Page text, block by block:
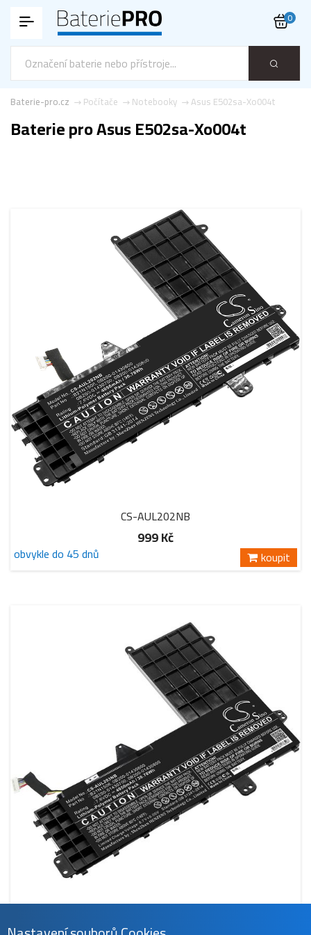
0
Asus E502sa-Xo004t
Notebooky
Počítače
Baterie-pro.cz
Baterie pro Asus E502sa-Xo004t
CS-AUL202NB
999 Kč
obvykle do 45 dnů koupit